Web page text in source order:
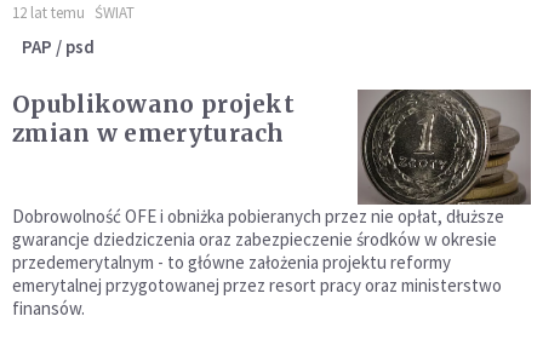
12 lat temu ŚWIAT
PAP / psd
Opublikowano projekt
zmian w emeryturach
Dobrowolność OFE i obniżka pobieranych przez nie opłat, dłuższe
gwarancje dziedziczenia oraz zabezpieczenie środków w okresie
przedemerytalnym - to główne założenia projektu reformy
emerytalnej przygotowanej przez resort pracy oraz ministerstwo
finansów.